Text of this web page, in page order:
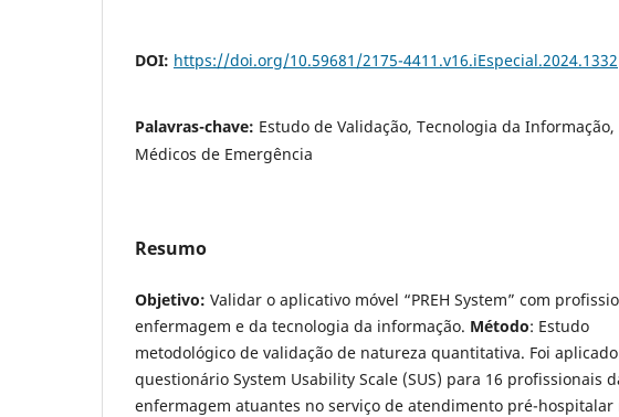
DOI: https://doi.org/10.59681/2175-4411.v16.iEspecial.2024.1332
Palavras-chave: Estudo de Validação, Tecnologia da Informação,
Médicos de Emergência
Resumo
Objetivo: Validar o aplicativo móvel “PREH System” com
enfermagem e da tecnologia da informação. Método: Estudo
metodológico de validação de natureza quantitativa. Foi
questionário System Usability Scale (SUS) para 16 profissionais
enfermagem atuantes no serviço de atendimento pré-hospitalar